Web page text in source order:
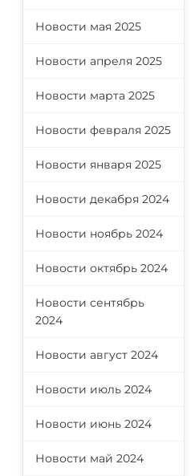
Новости мая 2025
Новости апреля 2025
Новости марта 2025
Новости февраля 2025
Новости января 2025
Новости декабря 2024
Новости ноябрь 2024
Новости октябрь 2024
Новости сентябрь
2024
Новости август 2024
Новости июль 2024
Новости июнь 2024
Новости май 2024